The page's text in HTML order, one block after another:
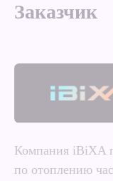
Заказчик
Компания iBiXA
по отоплению